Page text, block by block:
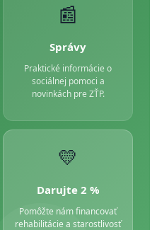
📰
Správy
Praktické informácie o
sociálnej pomoci a
novinkách pre ZŤP.
💛
Darujte 2 %
Pomôžte nám financovať
rehabilitácie a starostlivosť